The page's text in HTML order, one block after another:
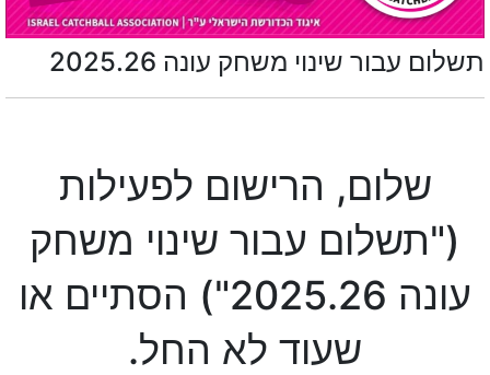
תשלום עבור שינוי משחק עונה 2025.26
שלום, הרישום לפעילות
("תשלום עבור שינוי משחק
עונה 2025.26") הסתיים או
שעוד לא החל.